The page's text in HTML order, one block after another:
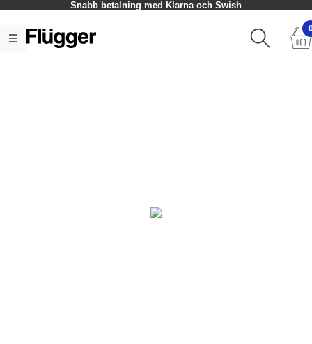
Snabb betalning med Klarna och Swish